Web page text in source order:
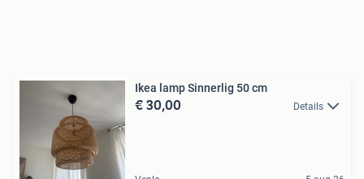
Ikea lamp Sinnerlig 50 cm
€ 30,00 Details